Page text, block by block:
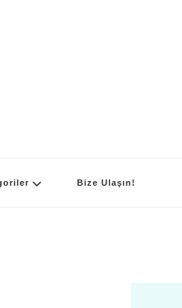
Bize Ulaşın!